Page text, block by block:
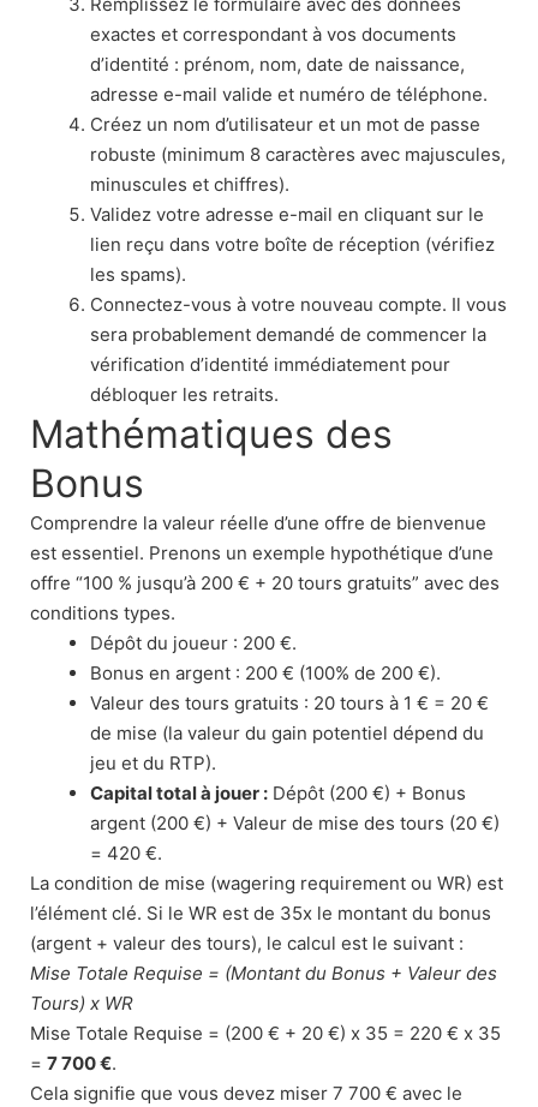
exactes et correspondant à vos documents
d’identité : prénom, nom, date de naissance,
adresse e-mail valide et numéro de téléphone.
Créez un nom d’utilisateur et un mot de passe
robuste (minimum 8 caractères avec majuscules,
minuscules et chiffres).
Validez votre adresse e-mail en cliquant sur le
lien reçu dans votre boîte de réception (vérifiez
les spams).
Connectez-vous à votre nouveau compte. Il vous
sera probablement demandé de commencer la
vérification d’identité immédiatement pour
débloquer les retraits.
Mathématiques des
Bonus
Comprendre la valeur réelle d’une offre de bienvenue
est essentiel. Prenons un exemple hypothétique d’une
offre “100 % jusqu’à 200 € + 20 tours gratuits” avec des
conditions types.
Dépôt du joueur : 200 €.
Bonus en argent : 200 € (100% de 200 €).
Valeur des tours gratuits : 20 tours à 1 € = 20 €
de mise (la valeur du gain potentiel dépend du
jeu et du RTP).
Capital total à jouer : Dépôt (200 €) + Bonus
argent (200 €) + Valeur de mise des tours (20 €)
= 420 €.
La condition de mise (wagering requirement ou WR) est
l’élément clé. Si le WR est de 35x le montant du bonus
(argent + valeur des tours), le calcul est le suivant :
Mise Totale Requise = (Montant du Bonus + Valeur des
Tours) x WR
Mise Totale Requise = (200 € + 20 €) x 35 = 220 € x 35
= 7 700 €.
Cela signifie que vous devez miser 7 700 € avec le